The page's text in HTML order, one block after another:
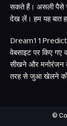
सकते हैं। असली पैसे
देख लें। हम यह बात
वेबसाइट पर किए गए
सीखने और मनोरंजन
तरह से जुआ खेलने को
©